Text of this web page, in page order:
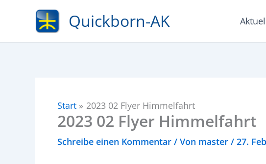
Quickborn-AK
Start 2023 02 Flyer Himmelfahrt
2023 02 Flyer Himmelfahrt
Schreibe einen Kommentar / Von master / 27.